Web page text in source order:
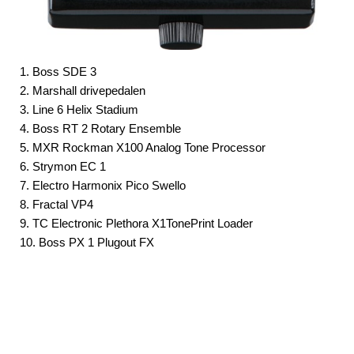
1. Boss SDE 3
2. Marshall drivepedalen
3. Line 6 Helix Stadium
4. Boss RT 2 Rotary Ensemble
5. MXR Rockman X100 Analog Tone Processor
6. Strymon EC 1
7. Electro Harmonix Pico Swello
8. Fractal VP4
9. TC Electronic Plethora X1TonePrint Loader
10. Boss PX 1 Plugout FX